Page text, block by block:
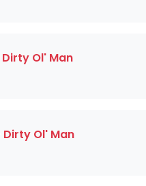
Ol' Man
Ol' Man